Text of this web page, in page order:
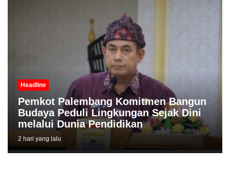
Headline
Pemkot Palembang Komitmen Bangun
Budaya Peduli Lingkungan Sejak Dini
melalui Dunia Pendidikan
2 hari yang lalu